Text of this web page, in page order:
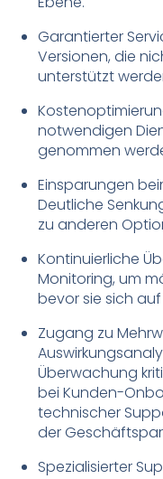
Garantierter
Versionen, die
unterstützt
notwendigen
genommen
Einsparungen
Deutliche
zu anderen
Kontinuierliche
Monitoring, um
bevor sie sich
Zugang zu
Überwachung
bei Kunden-
technischer
der
Spezialisierter